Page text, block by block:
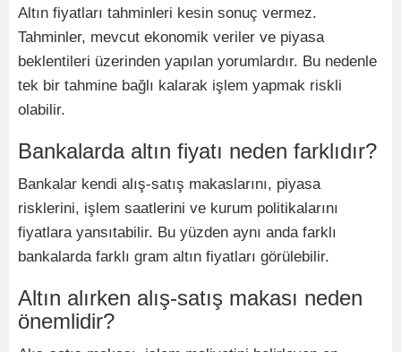
Altın fiyatları tahminleri kesin sonuç vermez.
Tahminler, mevcut ekonomik veriler ve piyasa
beklentileri üzerinden yapılan yorumlardır. Bu nedenle
tek bir tahmine bağlı kalarak işlem yapmak riskli
olabilir.
Bankalarda altın fiyatı neden farklıdır?
Bankalar kendi alış-satış makaslarını, piyasa
risklerini, işlem saatlerini ve kurum politikalarını
fiyatlara yansıtabilir. Bu yüzden aynı anda farklı
bankalarda farklı gram altın fiyatları görülebilir.
Altın alırken alış-satış makası neden
önemlidir?